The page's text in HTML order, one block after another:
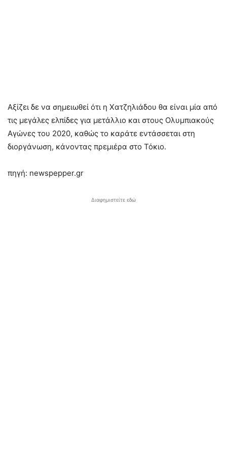
Αξίζει δε να σημειωθεί ότι η Χατζηλιάδου θα είναι μία από
τις μεγάλες ελπίδες για μετάλλιο και στους Ολυμπιακούς
Αγώνες του 2020, καθώς το καράτε εντάσσεται στη
διοργάνωση, κάνοντας πρεμιέρα στο Τόκιο.
πηγή: newspepper.gr
Διαφημιστείτε εδώ